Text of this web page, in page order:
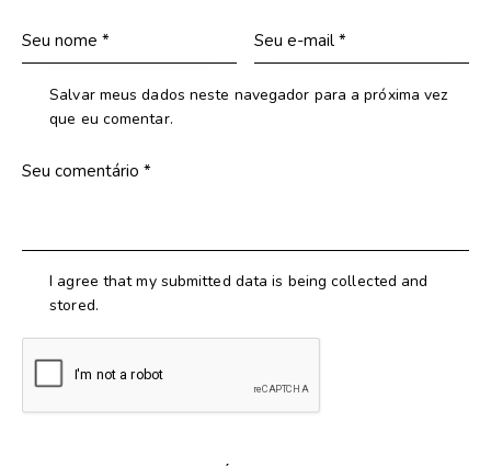
Salvar meus dados neste navegador para a próxima vez
que eu comentar.
I agree that my submitted data is being collected and
stored.